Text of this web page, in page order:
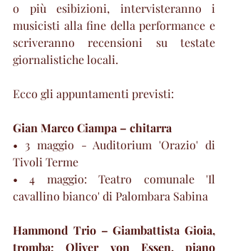
o più esibizioni, intervisteranno i
musicisti alla fine della performance e
scriveranno recensioni su testate
giornalistiche locali.
Ecco gli appuntamenti previsti:
Gian Marco Ciampa – chitarra
• 3 maggio - Auditorium 'Orazio' di
Tivoli Terme
• 4 maggio: Teatro comunale 'Il
cavallino bianco' di Palombara Sabina
Hammond Trio – Giambattista Gioia,
tromba; Oliver von Essen, piano